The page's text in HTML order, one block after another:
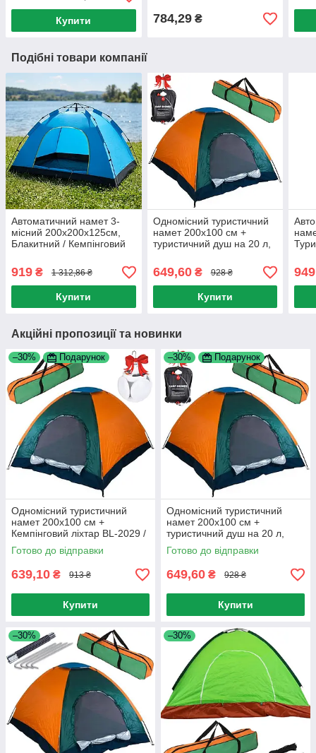
Купити 784,29₴
Подібні товари компанії
Автоматичний намет 3-
місний 200х200х125см,
Блакитний / Кемпінговий
намет для кемпінгу
919 ₴ 1 312,86 ₴
Купити
Одномісний туристичний
намет 200х100 см +
туристичний душ на 20 л,
649,60₴ 928 ₴
Купити
949
Акційні пропозиції та новинки
–30% Подарунок
Одномісний туристичний
намет 200х100 см +
Кемпінговий ліхтар BL-2029 /
Намет на 1 людину
Готово до відправки
639,10 ₴ 913 ₴
Купити
–30% Подарунок
Одномісний туристичний
намет 200х100 см +
туристичний душ на 20 л,
Easy Camp Solar Shower
Готово до відправки
649,60 ₴ 928 ₴
Купити
–30% –30%